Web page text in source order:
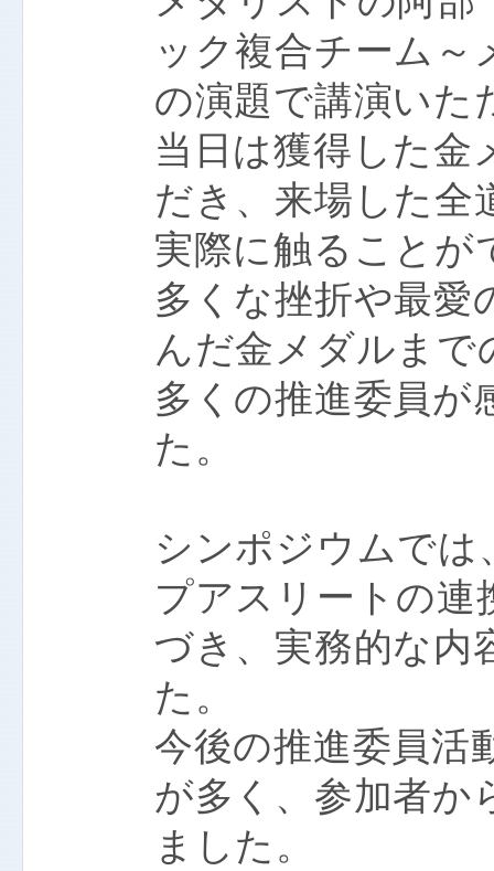
ック複合チーム～
の演題で講演いた
当日は獲得した金
だき、来場した全
実際に触ることが
多くな挫折や最愛
んだ金メダルまで
多くの推進委員が
た。
シンポジウムで
プアスリートの連
づき、実務的な内
た。
今後の推進委員活
が多く、参加者か
ました。